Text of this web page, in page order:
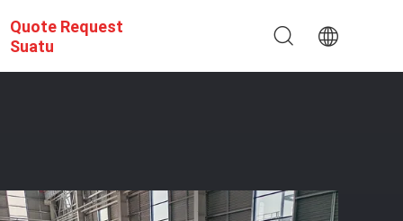
Quote Request
Suatu